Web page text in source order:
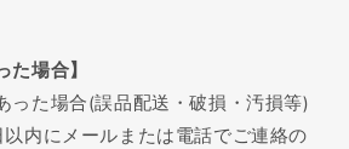
た場合】
った場合(誤品配送・破損・汚損等)
内にメールまたは電話でご連絡の